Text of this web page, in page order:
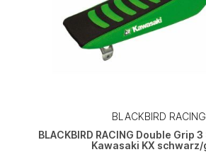
BLACKBIRD RACING
BLACKBIRD RACING Double Grip
Kawasaki KX schwarz/